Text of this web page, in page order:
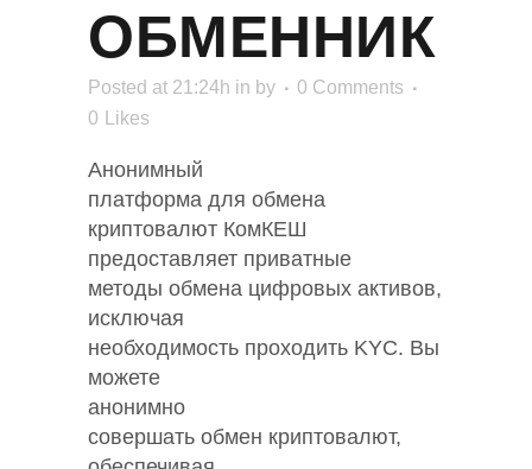
ОБМЕННИК
Posted at 21:24h in by
0 Comments
0
Likes
Анонимный
платформа для обмена
криптовалют КомКЕШ
предоставляет приватные
методы обмена цифровых активов,
исключая
необходимость проходить KYC. Вы
можете
анонимно
совершать обмен криптовалют,